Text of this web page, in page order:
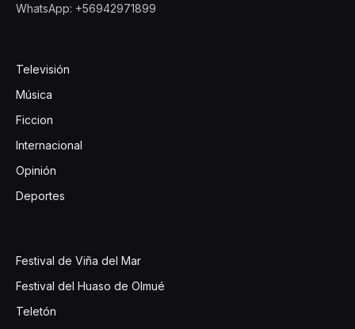
WhatsApp: +56942971899
Televisión
Música
Ficcion
Internacional
Opinión
Deportes
Festival de Viña del Mar
Festival del Huaso de Olmué
Teletón